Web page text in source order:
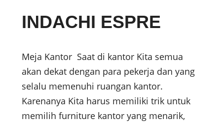
INDACHI ESPRE
Meja Kantor Saat di kantor Kita semua
akan dekat dengan para pekerja dan yang
selalu memenuhi ruangan kantor.
Karenanya Kita harus memiliki trik untuk
memilih furniture kantor yang menarik,